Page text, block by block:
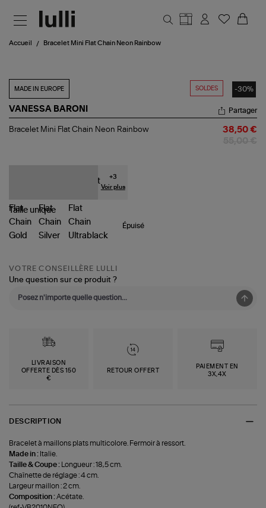
Accueil Bracelet Mini Flat Chain Neon Rainbow
SOLDES -30%
MADE IN EUROPE
VANESSA BARONI
Bracelet
Partager
Bracelet Mini Flat Chain Neon Rainbow 38,50 €
+3
Voir plus
Taille unique
Épuisé
VOTRE CONSEILLÈRE LULLI
Une question sur ce produit ?
LIVRAISON
OFFERTE DÈS 150
€
RETOUR OFFERT
PAIEMENT EN
3X,4X
DESCRIPTION
Bracelet à maillons plats multicolore. Fermoir à ressort.
Made in : Italie.
Taille & Coupe :
Longueur : 18,5 cm.
Chaînette de réglage : 4 cm.
Largeur maillon : 2 cm.
Composition :Acétate.